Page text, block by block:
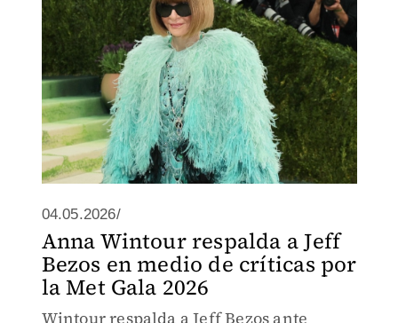
04.05.2026/
Anna Wintour respalda a Jeff
Bezos en medio de críticas por
la Met Gala 2026
Wintour respalda a Jeff Bezos ante